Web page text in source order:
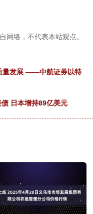
网络，不代表本站观点。
量发展 ——中航证券以特
日本增持89亿美元